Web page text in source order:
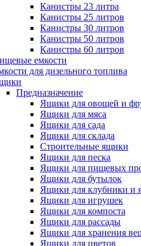
Канистры 23 литра
Канистры 25 литров
Канистры 30 литров
Канистры 50 литров
Канистры 60 литров
емкости
для дизельного топлива
Предназначение
Ящики для овощей и
Ящики для мяса
Ящики для сада
Ящики для склада
Строительные ящики
Ящики для песка
Ящики для пищевых
Ящики для бутылок
Ящики для клубники и
Ящики для игрушек
Ящики для компоста
Ящики для рассады
Ящики для хранения
Ящики для цветов